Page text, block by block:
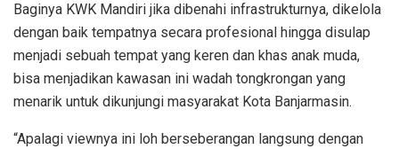
Baginya KWK Mandiri jika dibenahi infrastrukturnya, dikelola
dengan baik tempatnya secara profesional hingga disulap
menjadi sebuah tempat yang keren dan khas anak muda,
bisa menjadikan kawasan ini wadah tongkrongan yang
menarik untuk dikunjungi masyarakat Kota Banjarmasin.
“Apalagi viewnya ini loh berseberangan langsung dengan